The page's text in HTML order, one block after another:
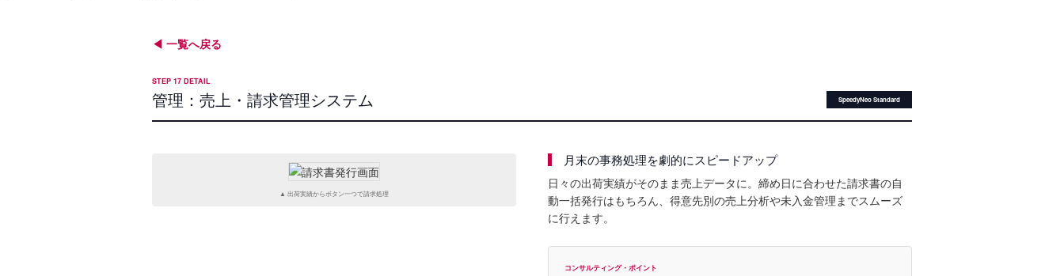
一覧へ戻る
STEP 17 DETAIL
管理：売上・請求管理システム SpeedyNeo Standard
▲ 出荷実績からボタン一つで請求処理
月末の事務処理を劇的にスピードアップ
日々の出荷実績がそのまま売上データに。締め日に合わせた請求書の自
動一括発行はもちろん、得意先別の売上分析や未入金管理までスムーズ
に行えます。
コンサルティング・ポイント